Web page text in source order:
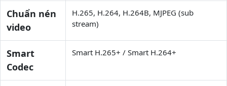
Chuẩn nén
video
H.265, H.264, H.264B, MJPEG (sub
stream)
Smart
Codec
Smart H.265+ / Smart H.264+